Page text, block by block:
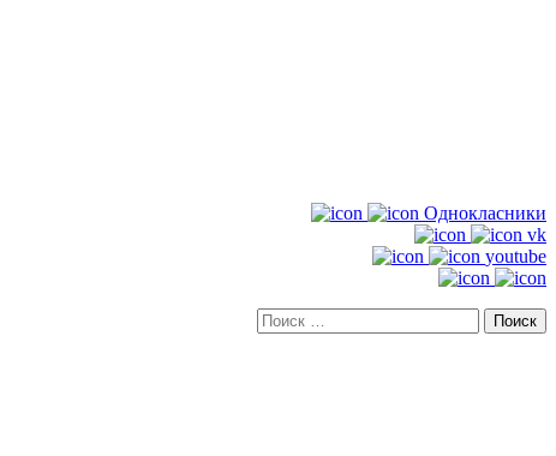
Однокласники
vk
youtube
Искать: